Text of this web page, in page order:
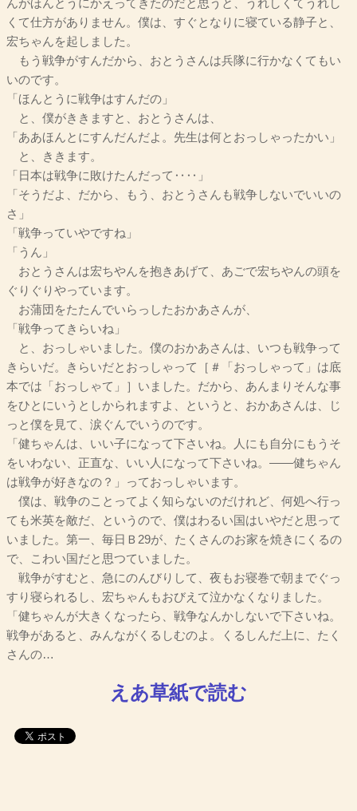
んがほんとうにかえってきたのだと思うと、うれしくてうれし
くて仕方がありません。僕は、すぐとなりに寝ている静子と、
宏ちゃんを起しました。
もう戦争がすんだから、おとうさんは兵隊に行かなくてもい
いのです。
「ほんとうに戦争はすんだの」
と、僕がききますと、おとうさんは、
「ああほんとにすんだんだよ。先生は何とおっしゃったかい」
と、ききます。
「日本は戦争に敗けたんだって‥‥」
「そうだよ、だから、もう、おとうさんも戦争しないでいいの
さ」
「戦争っていやですね」
「うん」
おとうさんは宏ちやんを抱きあげて、あごで宏ちやんの頭を
ぐりぐりやっています。
お蒲団をたたんでいらっしたおかあさんが、
「戦争ってきらいね」
と、おっしゃいました。僕のおかあさんは、いつも戦争って
きらいだ。きらいだとおっしゃって［＃「おっしゃって」は底
本では「おっしゃて」］いました。だから、あんまりそんな事
をひとにいうとしかられますよ、というと、おかあさんは、じ
っと僕を見て、涙ぐんでいうのです。
「健ちゃんは、いい子になって下さいね。人にも自分にもうそ
をいわない、正直な、いい人になって下さいね。――健ちゃん
は戦争が好きなの？」っておっしゃいます。
僕は、戦争のことってよく知らないのだけれど、何処へ行っ
ても米英を敵だ、というので、僕はわるい国はいやだと思って
いました。第一、毎日Ｂ29が、たくさんのお家を焼きにくるの
で、こわい国だと思つていました。
戦争がすむと、急にのんびりして、夜もお寝巻で朝までぐっ
すり寝られるし、宏ちゃんもおびえて泣かなくなりました。
「健ちゃんが大きくなったら、戦争なんかしないで下さいね。
戦争があると、みんながくるしむのよ。くるしんだ上に、たく
さんの…
えあ草紙で読む